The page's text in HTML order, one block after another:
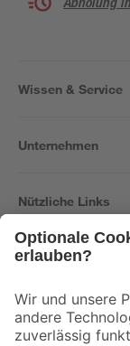
Wissen & Service
Unternehmen
Nützliche Links
Der toom Newsletter:
Zur Newsletter